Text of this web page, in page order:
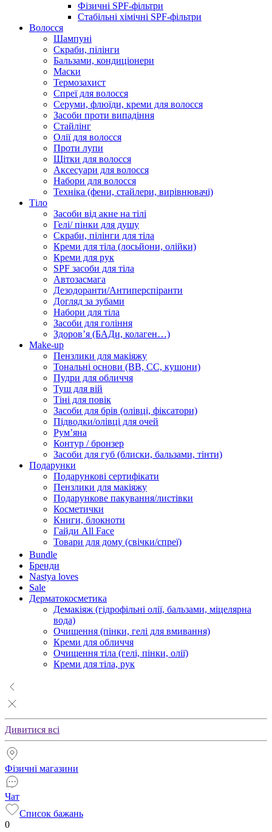
Фізичні SPF-фільтри
Стабільні хімічні SPF-фільтри
Волосся
Шампуні
Скраби, пілінги
Бальзами, кондиціонери
Маски
Термозахист
Спреї для волосся
Серуми, флюїди, креми для волосся
Засоби проти випадіння
Стайлінг
Олії для волосся
Проти лупи
Щітки для волосся
Аксесуари для волосся
Набори для волосся
Техніка (фени, стайлери, вирівнювачі)
Тіло
Засоби від акне на тілі
Гелі/ пінки для душу
Скраби, пілінги для тіла
Креми для тіла (лосьйони, олійки)
Креми для рук
SPF засоби для тіла
Автозасмага
Дезодоранти/Антиперспіранти
Догляд за зубами
Набори для тіла
Засоби для гоління
Здоровʼя (БАДи, колаген…)
Make-up
Пензлики для макіяжу
Тональні основи (BB, CC, кушони)
Пудри для обличчя
Туш для вій
Тіні для повік
Засоби для брів (олівці, фіксатори)
Підводки/олівці для очей
Румʼяна
Контур / бронзер
Засоби для губ (блиски, бальзами, тінти)
Подарунки
Подарункові сертифікати
Пензлики для макіяжу
Подарункове пакування/листівки
Косметички
Книги, блокноти
Гайди All Face
Товари для дому (свічки/спреї)
Bundle
Бренди
Nastya loves
Sale
Дерматокосметика
Демакіяж (гідрофільні олії, бальзами, міцелярна
вода)
Очищення (пінки, гелі для вмивання)
Креми для обличчя
Очищення тіла (гелі, пінки, олії)
Креми для тіла, рук
Дивитися всі
Фізичні магазини
Чат
Список бажань
0